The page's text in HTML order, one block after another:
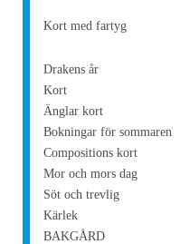
Kort med fartyg
Drakens år
Kort
Änglar kort
Bokningar för sommaren
Compositions kort
Mor och mors dag
Söt och trevlig
Kärlek
BAKGÅRD